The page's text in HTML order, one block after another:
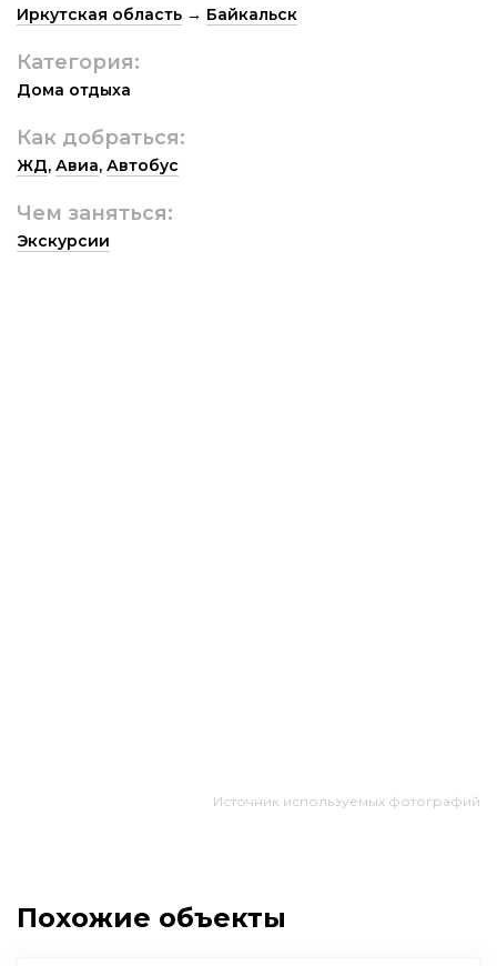
Иркутская область → Байкальск
Категория:
Дома отдыха
Как добраться:
ЖД, Авиа, Автобус
Чем заняться:
Экскурсии
Источник используемых фотографий
Похожие объекты